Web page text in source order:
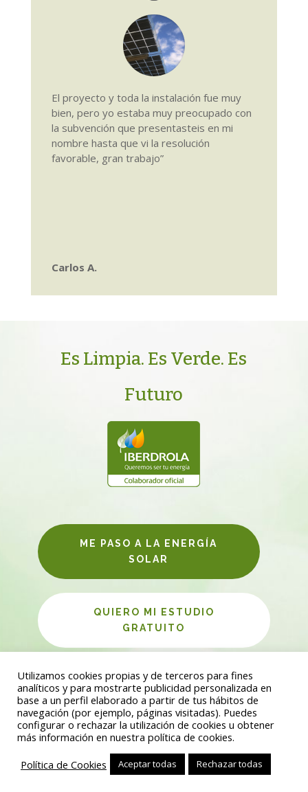
El proyecto y toda la instalación fue muy
bien, pero yo estaba muy preocupado con
la subvención que presentasteis en mi
nombre hasta que vi la resolución
favorable, gran trabajo”
Carlos A.
Es Limpia. Es Verde. Es
Futuro
ME PASO A LA ENERGÍA
SOLAR
QUIERO MI ESTUDIO
GRATUITO
SR ENERGÍA | Placas fotovoltáicas, Puntos de recarga para
vehículos eléctricos, Ahorro energía | admin@srenergia.es
| 922 035 412
Utilizamos cookies propias y de terceros para fines
analíticos y para mostrarte publicidad personalizada en
base a un perfil elaborado a partir de tus hábitos de
navegación (por ejemplo, páginas visitadas). Puedes
configurar o rechazar la utilización de cookies u obtener
más información en nuestra política de cookies.
Política de Cookies
Aceptar todas Rechazar todas